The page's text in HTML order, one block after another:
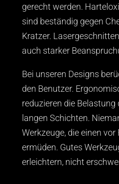
gerecht werden.
sind beständig gegen
Kratzer.
auch starker
Bei unseren Designs
den Benutzer.
reduzieren die Belastung
langen Schichten.
Werkzeuge, die einen vor
ermüden. Gutes
erleichtern, nicht